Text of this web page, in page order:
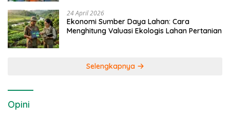
24 April 2026
Ekonomi Sumber Daya Lahan: Cara
Menghitung Valuasi Ekologis Lahan Pertanian
Selengkapnya
Opini